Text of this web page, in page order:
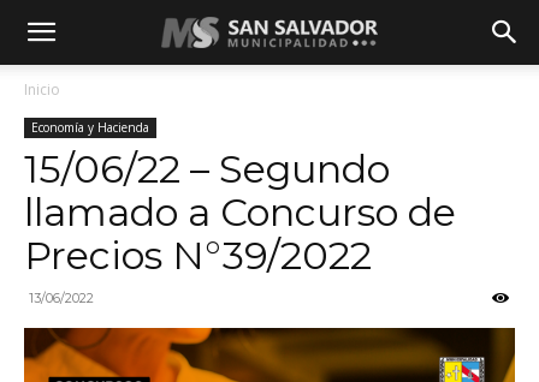
Inicio
Economía y Hacienda
15/06/22 – Segundo
llamado a Concurso de
Precios N°39/2022
13/06/2022